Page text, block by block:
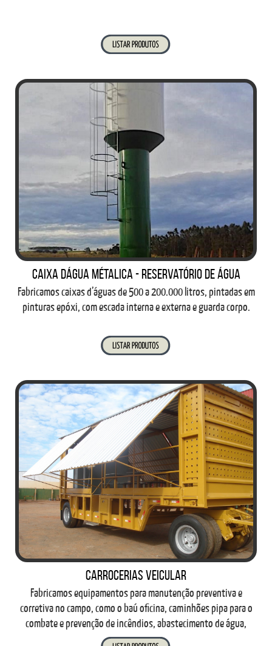
Caixa dágua métalica - Reservatório de água
Fabricamos caixas d’águas de 500 a 200.000 litros, pintadas em
pinturas epóxi, com escada interna e externa e guarda corpo.
Carrocerias Veicular
Fabricamos equipamentos para manutenção preventiva e
corretiva no campo, como o baú oficina, caminhões pipa para o
combate e prevenção de incêndios, abastecimento de água,
entre outros.